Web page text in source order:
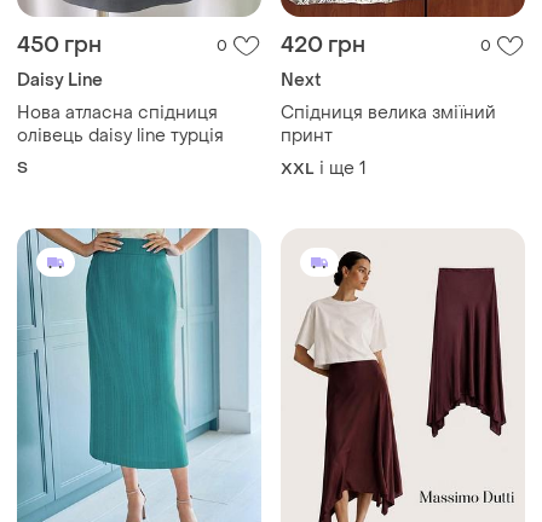
450 грн 0
Daisy Line
Нова атласна спідниця
олівець daisy line турція
S
420 грн 0
Next
Спідниця велика зміїний
принт
XXL і ще 1